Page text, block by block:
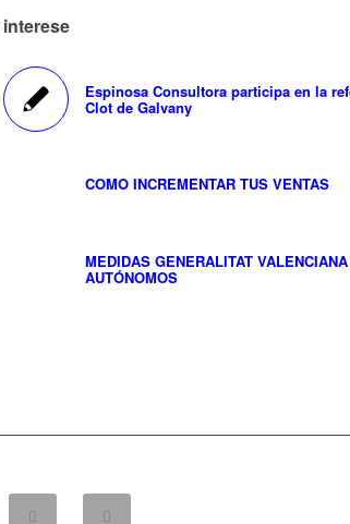
Espinosa Consultora participa en la
Clot de Galvany
COMO INCREMENTAR TUS VENTAS
MEDIDAS GENERALITAT
AUTÓNOMOS